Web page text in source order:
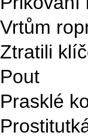
Vrtům
Ztratili
Pout
Prasklé